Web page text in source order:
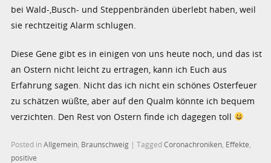
bei Wald-,Busch- und Steppenbränden überlebt haben, weil
sie rechtzeitig Alarm schlugen.
Diese Gene gibt es in einigen von uns heute noch, und das ist
an Ostern nicht leicht zu ertragen, kann ich Euch aus
Erfahrung sagen. Nicht das ich nicht ein schönes Osterfeuer
zu schätzen wüßte, aber auf den Qualm könnte ich bequem
verzichten. Den Rest von Ostern finde ich dagegen toll
Posted inAllgemein Braunschweig |TaggedCoronachroniken Effekte
positive